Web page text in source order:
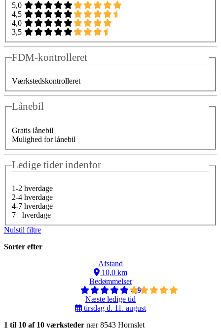
5,0
4,5
4,0
3,5
FDM-kontrolleret
Værkstedskontrolleret
Lånebil
Gratis lånebil
Mulighed for lånebil
Ledige tider indenfor
1-2 hverdage
2-4 hverdage
4-7 hverdage
7+ hverdage
Nulstil filtre
Sorter efter
Afstand
10,0 km
Bedømmelser
4,9
Næste ledige tid
tirsdag d. 11. august
1 til 10 af 10 værksteder nær 8543 Hornslet